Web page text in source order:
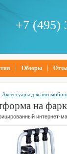
+7 (495)
Обзоры
Аксессуары для
на
интернет-